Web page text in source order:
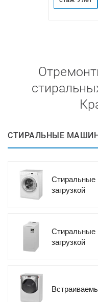
СТИРАЛЬНЫЕ
Стиральные
загрузкой
Стиральные
загрузкой